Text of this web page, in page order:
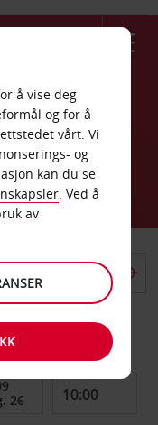
å vise deg
og for å
vårt. Vi
og
kan du se
. Ved å
av